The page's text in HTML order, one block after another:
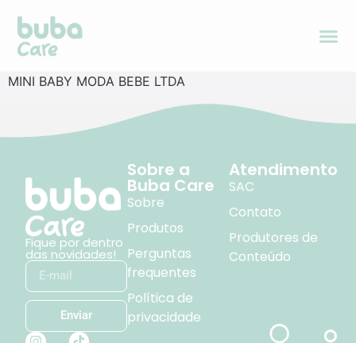
MINI BABY MODA BEBE LTDA
Fique por dentro
das novidades!
Enviar
Sobre a
Buba Care
Sobre
Produtos
Perguntas
frequentes
Política de
privacidade
Atendimento
SAC
Contato
Produtores de
Conteúdo